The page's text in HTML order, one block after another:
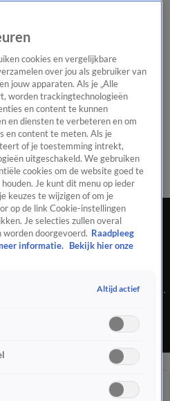
Het beste van Hart
Tip de
WeerTip de redactiePanelVideo's
en juichen voor de
Den Bosch. Een asielopvang op
En een bijzondere verrassing
Editie
cookies en vergelijkbare
over jou als gebruiker van
jouw apparaten. Als je „Alle
worden trackingtechnologieën
en content te kunnen
en diensten te verbeteren en om
en content te meten. Als je
of je toestemming intrekt,
uitgeschakeld. We gebruiken
cookies om de website goed te
Je kunt dit menu op ieder
keuzes te wijzigen of om je
op de link Cookie-instellingen
Je selecties zullen overal
worden doorgevoerd. Raadpleeg
informatie.
Bekijk hier onze
Altijd actief